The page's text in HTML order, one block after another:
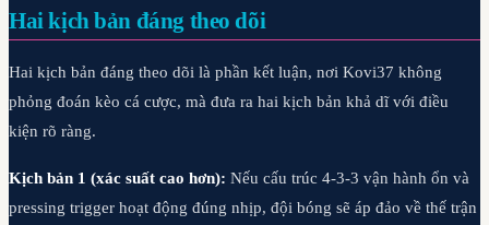
Hai kịch bản đáng theo dõi
Hai kịch bản đáng theo dõi là phần kết luận, nơi Kovi37 không
phỏng đoán kèo cá cược, mà đưa ra hai kịch bản khả dĩ với điều
kiện rõ ràng.
Kịch bản 1 (xác suất cao hơn): Nếu cấu trúc 4-3-3 vận hành ổn và
pressing trigger hoạt động đúng nhịp, đội bóng sẽ áp đảo về thế trận